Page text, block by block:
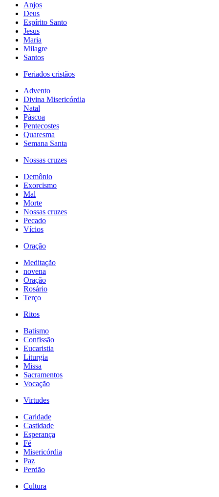
Anjos
Deus
Espírito Santo
Jesus
Maria
Milagre
Santos
Feriados cristãos
Advento
Divina Misericórdia
Natal
Páscoa
Pentecostes
Quaresma
Semana Santa
Nossas cruzes
Demônio
Exorcismo
Mal
Morte
Nossas cruzes
Pecado
Vícios
Oração
Meditação
novena
Oração
Rosário
Terço
Ritos
Batismo
Confissão
Eucaristia
Liturgia
Missa
Sacramentos
Vocação
Virtudes
Caridade
Castidade
Esperança
Fé
Misericórdia
Paz
Perdão
Cultura